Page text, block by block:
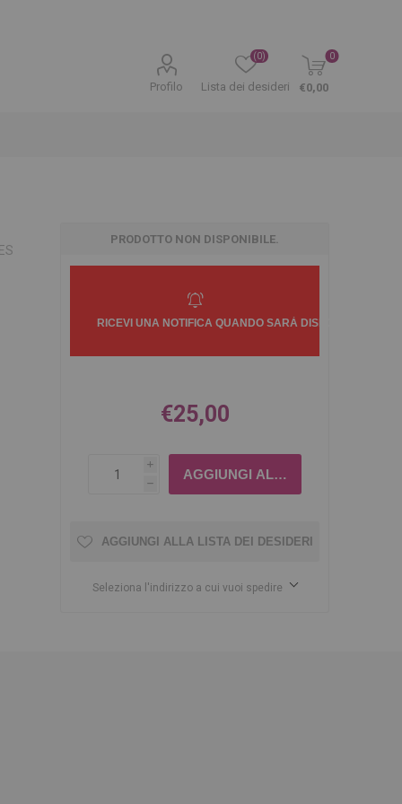
Profilo Lista dei desideri
(0) 0
€0,00
PRODOTTO NON DISPONIBILE.
€25,00
i
h
AGGIUNGI ALLA LISTA DEI DESIDERI
Seleziona l'indirizzo a cui vuoi spedire